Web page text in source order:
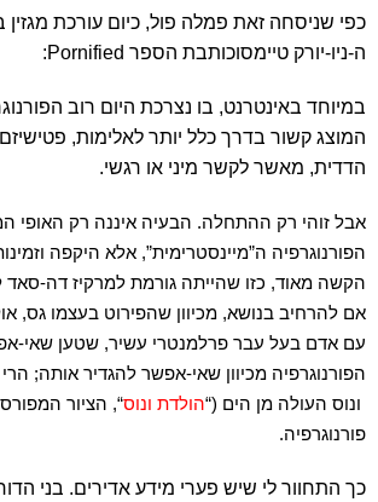
כפי שניסחה זאת פמלה פול, כיום עורכת
ה-ניו-יורק טיימסוכותבת הספר Pornified:
במיוחד באינטרנט, בו נצרכת היום רוב
המוצג קשור בדרך כלל יותר לאלימות,
הדדית, מאשר לקשר מיני או רגשי.
אבל זוהי רק ההתחלה. הבעיה איננה רק האופי
הפורנוגרפיה ה”מיינסטרימית”, אלא היקפה
הקשה מאוד, כזו שהייתה גורמת למרקיז דה-
אם להרחיב בנושא, מכיוון שהפירוט בעצמו גס,
עם אדם בעל עבר פרלמנטרי עשיר, שטען שאי-
הפורנוגרפיה מכיוון שאי-אפשר להגדיר אותה;
ונוס העולה מן הים (“הולדת ונוס“, הציור
פורנוגרפיה.
כך התחוור לי שיש פערי מידע אדירים. בני